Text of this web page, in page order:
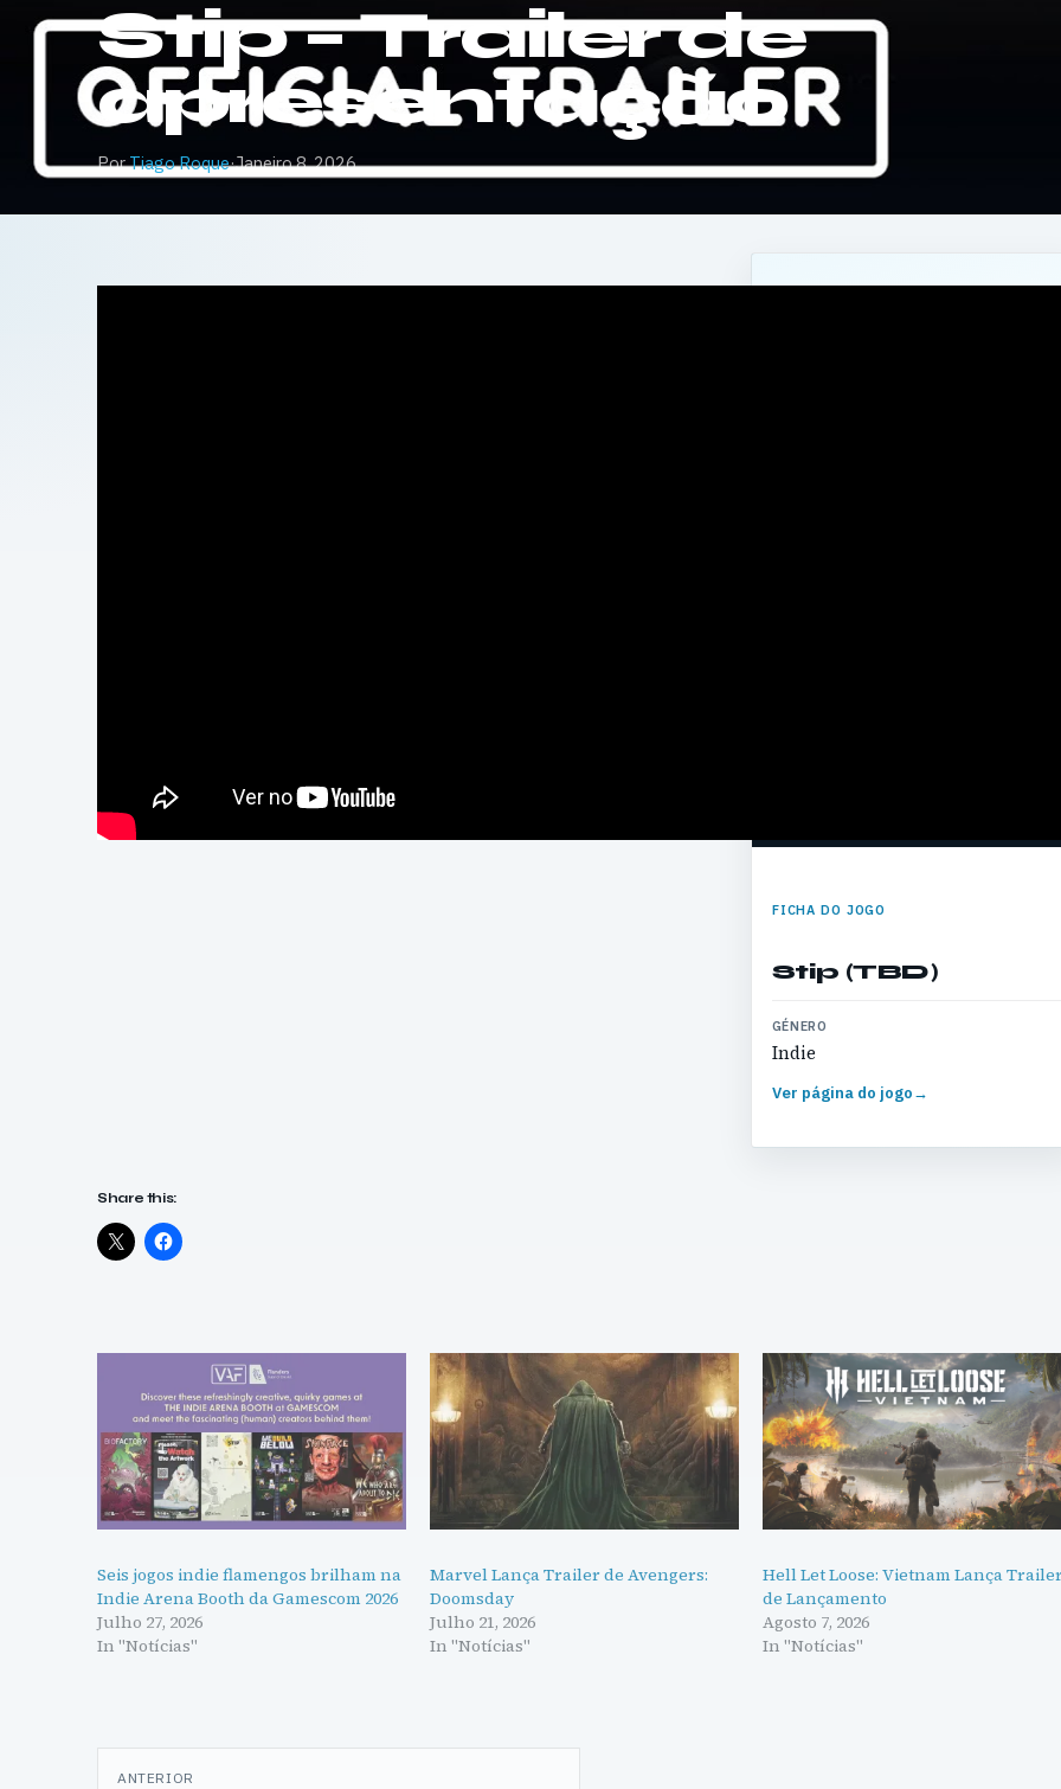
Stip – Trailer de
apresentação
PorTiago Roque·Janeiro 8, 2026
FICHA DO JOGO
Stip (TBD)
GÉNERO
Indie
Ver página do jogo→
Share this:
Seis jogos indie flamengos brilham na
Indie Arena Booth da Gamescom 2026
Julho 27, 2026
In "Notícias"
Marvel Lança Trailer de Avengers:
Doomsday
Julho 21, 2026
In "Notícias"
Hell Let Loose: Vietnam Lança
de Lançamento
Agosto 7, 2026
In "Notícias"
Navegação
ANTERIOR